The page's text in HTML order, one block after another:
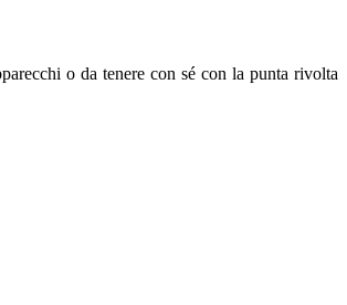
o da tenere con sé con la punta rivolta